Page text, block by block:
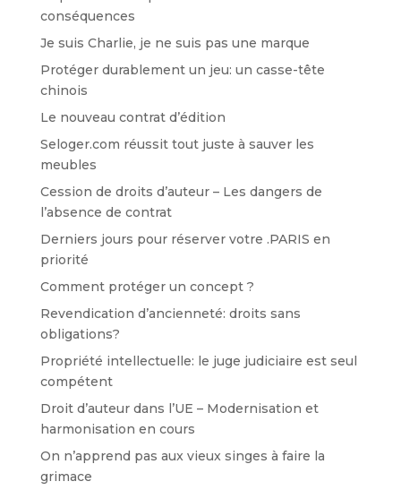
conséquences
Je suis Charlie, je ne suis pas une marque
Protéger durablement un jeu: un casse-tête
chinois
Le nouveau contrat d’édition
Seloger.com réussit tout juste à sauver les
meubles
Cession de droits d’auteur – Les dangers de
l’absence de contrat
Derniers jours pour réserver votre .PARIS en
priorité
Comment protéger un concept ?
Revendication d’ancienneté: droits sans
obligations?
Propriété intellectuelle: le juge judiciaire est seul
compétent
Droit d’auteur dans l’UE – Modernisation et
harmonisation en cours
On n’apprend pas aux vieux singes à faire la
grimace